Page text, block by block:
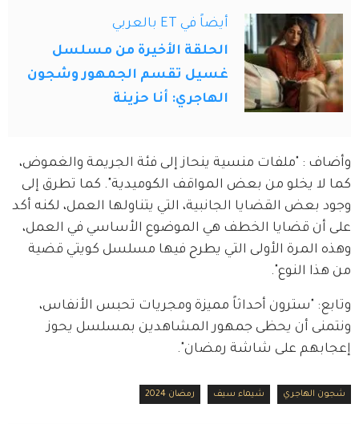
أيضاً في ET بالعربي
الحلقة الأخيرة من مسلسل
غسيل تقسم الجمهور وشجون
الهاجري: أنا حزينة
وأضاف : "ملفات منسية ينحاز إلى فئة الجريمة والغموض،
كما لا يخلو من بعض المواقف الكوميدية". كما تطرق إلى
وجود بعض القضايا الجانبية، التي يتناولها العمل، لكنه أكد
على أن قضايا الخطف هي الموضوع الأساسي في العمل،
وهذه المرة الأولى التي يطرح فيها مسلسل كويتي قضية
من هذا النوع".
وتابع: "سترون أحداثاً مميزة ومجريات تحبس الأنفاس،
ونتمنى أن يحظى جمهور المشاهدين بمسلسل يحوز
إعجابهم على شاشة رمضان".
شجون الهاجري شيماء سيف رمضان 2024